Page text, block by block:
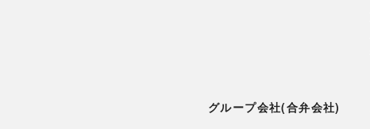
グループ会社(合弁会社)